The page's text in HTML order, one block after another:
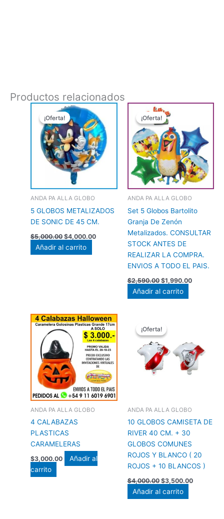
Productos relacionados
¡Oferta!
¡Oferta!
ANDA PA ALLA GLOBO
5 GLOBOS METALIZADOS
DE SONIC DE 45 CM.
$5,000.00
El
precio
original
era:
$5,000.00.
$4,000.00
El
precio
actual
es:
$4,000.00.
Añadir al carrito
¡Oferta!
¡Oferta!
ANDA PA ALLA GLOBO
Set 5 Globos Bartolito
Granja De Zenón
Metalizados. CONSULTAR
STOCK ANTES DE
REALIZAR LA COMPRA.
ENVIOS A TODO EL PAIS.
$2,590.00
El
precio
original
era:
$2,590.00.
$1,990.00
El
es:
$1,990.00.
Añadir al carrito
ANDA PA ALLA GLOBO
4 CALABAZAS
PLASTICAS
CARAMELERAS
$3,000.00
Añadir al
carrito
¡Oferta!
¡Oferta!
ANDA PA ALLA GLOBO
10 GLOBOS CAMISETA DE
RIVER 40 CM. + 30
GLOBOS COMUNES
ROJOS Y BLANCO ( 20
ROJOS + 10 BLANCOS )
$4,000.00
precio
original
$4,000.00.
$3,500.00
es:
Añadir al carrito